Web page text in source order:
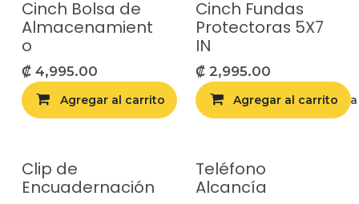
Cinch Bolsa de
Almacenamient
o
₡ 4,995.00
Agregar al carrito Agregar a la
Cinch Fundas
Protectoras 5X7
IN
₡ 2,995.00
Agregar al carrito
Clip de
Encuadernación
Teléfono
Alcancía